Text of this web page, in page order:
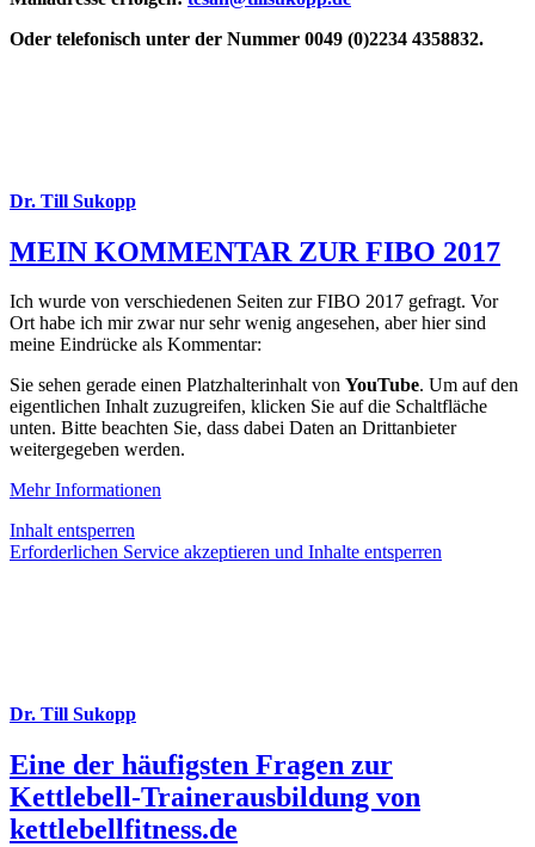
Oder telefonisch unter der Nummer 0049 (0)2234 4358832.
Dr. Till Sukopp
MEIN KOMMENTAR ZUR FIBO 2017
Ich wurde von verschiedenen Seiten zur FIBO 2017 gefragt. Vor
Ort habe ich mir zwar nur sehr wenig angesehen, aber hier sind
meine Eindrücke als Kommentar:
Sie sehen gerade einen Platzhalterinhalt von YouTube. Um auf den
eigentlichen Inhalt zuzugreifen, klicken Sie auf die Schaltfläche
unten. Bitte beachten Sie, dass dabei Daten an Drittanbieter
weitergegeben werden.
Mehr Informationen
Inhalt entsperren
Erforderlichen Service akzeptieren und Inhalte entsperren
Dr. Till Sukopp
Eine der häufigsten Fragen zur
Kettlebell-Trainerausbildung von
kettlebellfitness.de